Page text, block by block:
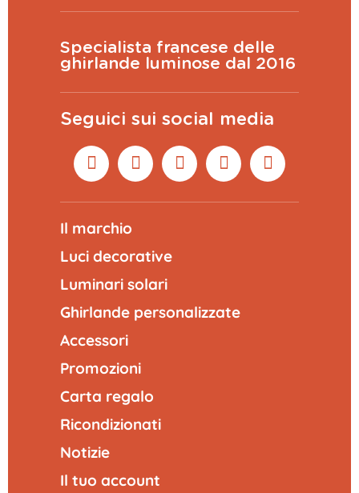
Specialista francese delle
ghirlande luminose dal 2016
Seguici sui social media
Il marchio
Luci decorative
Luminari solari
Ghirlande personalizzate
Accessori
Promozioni
Carta regalo
Ricondizionati
Notizie
Il tuo account